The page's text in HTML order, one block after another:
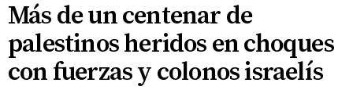
Más de un centenar de
palestinos heridos en choques
con fuerzas y colonos israelís